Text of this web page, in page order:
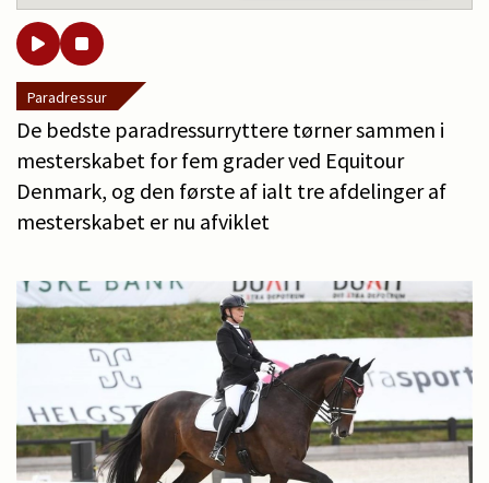
Paradressur
De bedste paradressurryttere tørner sammen i
mesterskabet for fem grader ved Equitour
Denmark, og den første af ialt tre afdelinger af
mesterskabet er nu afviklet